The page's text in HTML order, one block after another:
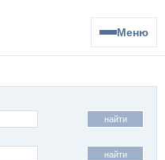
Меню
найти
найти